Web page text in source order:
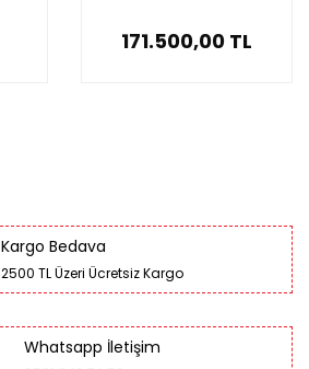
171.500,00 TL
Kargo Bedava
2500 TL Üzeri Ücretsiz Kargo
Whatsapp İletişim